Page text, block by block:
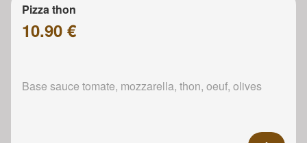
Pizza thon
10.90 €
Base sauce tomate, mozzarella, thon, oeuf, olives